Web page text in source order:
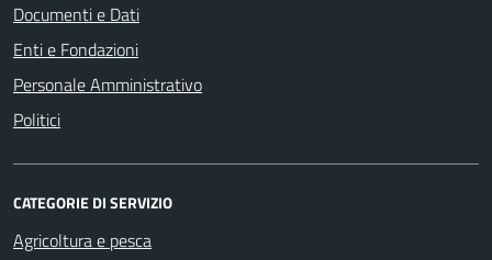
Documenti e Dati
Enti e Fondazioni
Personale Amministrativo
Politici
CATEGORIE DI SERVIZIO
Agricoltura e pesca